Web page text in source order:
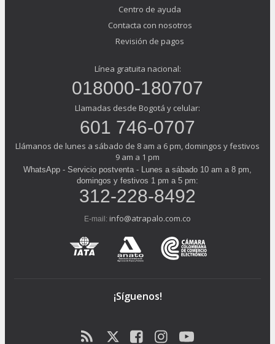
Centro de ayuda
Contacta con nosotros
Revisión de pagos
Línea gratuita nacional:
018000-180707
Llamadas desde Bogotá y celular:
601 746-0707
Llámanos de lunes a sábado de 8 am a 6 pm, domingos y festivos
9 am a 1 pm
WhatsApp - Servicio postventa - Lunes a sábado 10 am a 8 pm,
domingos y festivos 1 pm a 5 pm:
312-228-8492
E-mail: info@atrapalo.com.co
¡Síguenos!